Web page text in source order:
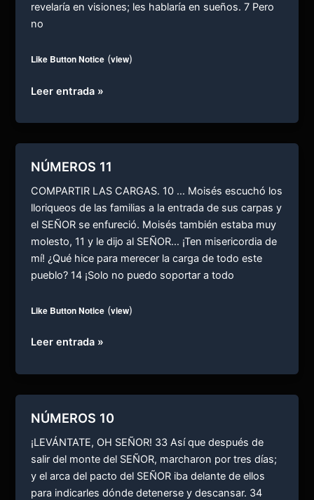
revelaría en visiones; les hablaría en sueños. 7 Pero
no
Like Button Notice (view)
NÚMEROS
Leer entrada »
NÚMEROS 11
COMPARTIR LAS CARGAS. 10 … Moisés escuchó los
lloriqueos de las familias a la entrada de sus carpas y
el SEÑOR se enfureció. Moisés también estaba muy
molesto, 11 y le dijo al SEÑOR… ¡Ten misericordia de
mí! ¿Qué hice para merecer la carga de todo este
pueblo? 14 ¡Solo no puedo soportar a todo
Like Button Notice (view)
NÚMEROS
Leer entrada »
NÚMEROS 10
¡LEVÁNTATE, OH SEÑOR! 33 Así que después de
salir del monte del SEÑOR, marcharon por tres días;
y el arca del pacto del SEÑOR iba delante de ellos
para indicarles dónde detenerse y descansar. 34